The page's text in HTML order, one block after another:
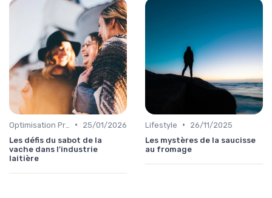
•
25/01/2026
Les défis du sabot de la
vache dans l'industrie
laitière
Lifestyle •
26/11/2025
Les mystères de la saucisse
au fromage